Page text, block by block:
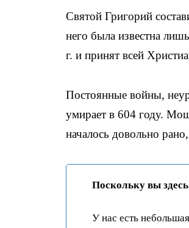
Святой Григорий
него была известна
г. и принят всей
Постоянные войны,
умирает в 604 году.
началось довольно
Поскольку вы
У нас есть